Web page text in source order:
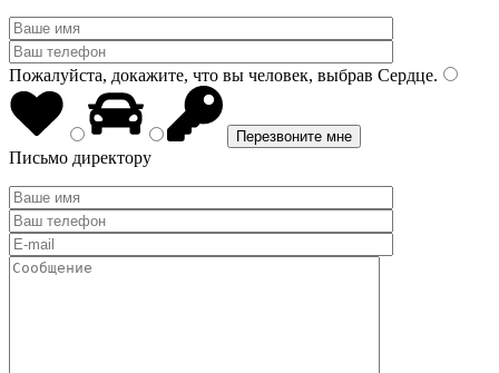
Пожалуйста, докажите, что вы человек, выбрав Сердце.
Письмо директору